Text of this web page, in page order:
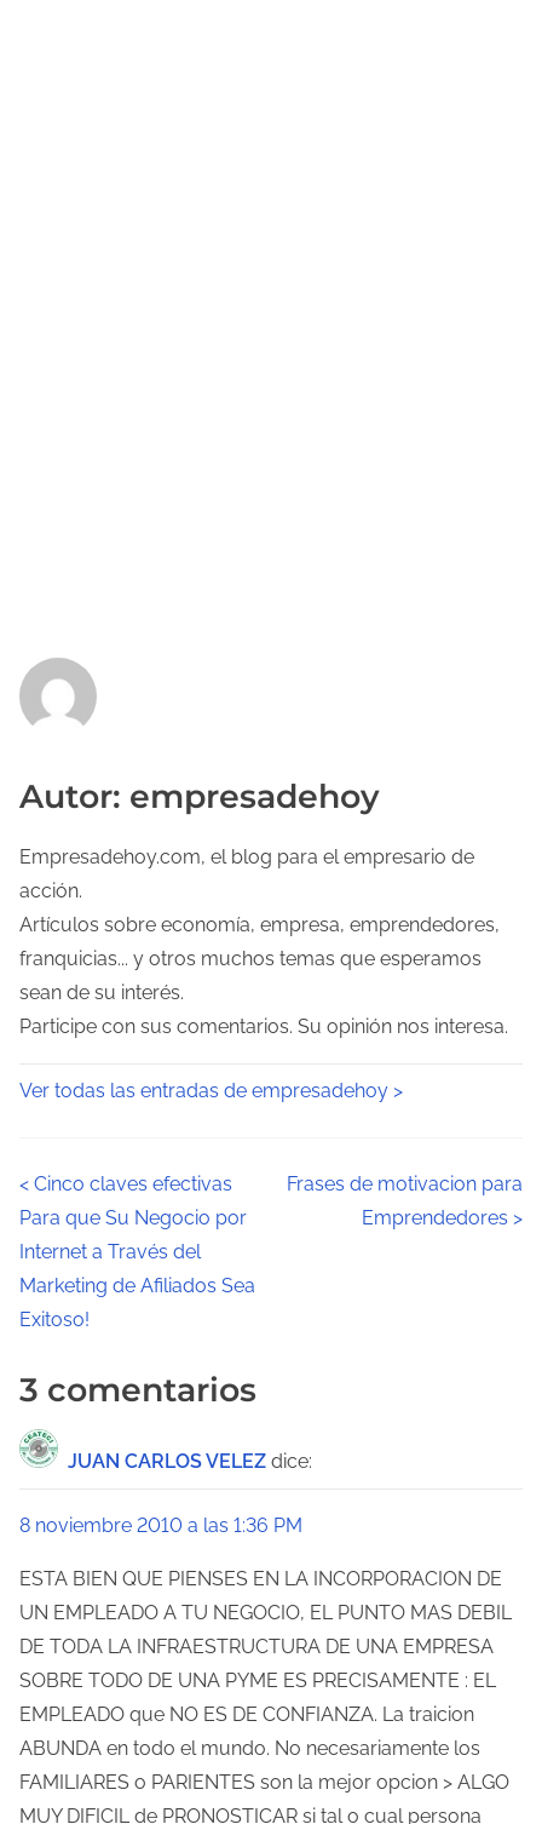
Autor: empresadehoy
Empresadehoy.com, el blog para el empresario de
acción.
Artículos sobre economía, empresa, emprendedores,
franquicias... y otros muchos temas que esperamos
sean de su interés.
Participe con sus comentarios. Su opinión nos interesa.
Ver todas las entradas de empresadehoy >
N
a
v
e
g
a
c
i
ó
n
d
e
e
< Cinco claves efectivas
Para que Su Negocio por
Internet a Través del
Marketing de Afiliados Sea
Exitoso!
Frases de motivacion para
Emprendedores >
3 comentarios
JUAN CARLOS VELEZ dice:
8 noviembre 2010 a las 1:36 PM
ESTA BIEN QUE PIENSES EN LA INCORPORACION DE
UN EMPLEADO A TU NEGOCIO, EL PUNTO MAS DEBIL
DE TODA LA INFRAESTRUCTURA DE UNA EMPRESA
SOBRE TODO DE UNA PYME ES PRECISAMENTE : EL
EMPLEADO que NO ES DE CONFIANZA. La traicion
ABUNDA en todo el mundo. No necesariamente los
FAMILIARES o PARIENTES son la mejor opcion > ALGO
MUY DIFICIL de PRONOSTICAR si tal o cual persona